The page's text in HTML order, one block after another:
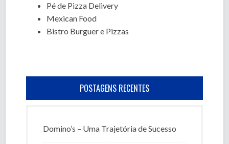
Pé de Pizza Delivery
Mexican Food
Bistro Burguer e Pizzas
POSTAGENS RECENTES
Domino’s – Uma Trajetória de Sucesso